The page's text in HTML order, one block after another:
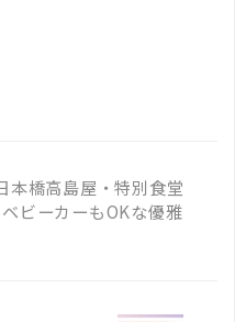
本橋高島屋・特別食堂
ビーカーもOKな優雅